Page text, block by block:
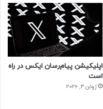
اپلیکیشن پیام‌رسان ایکس در راه
است
ژوئن 3, 2026